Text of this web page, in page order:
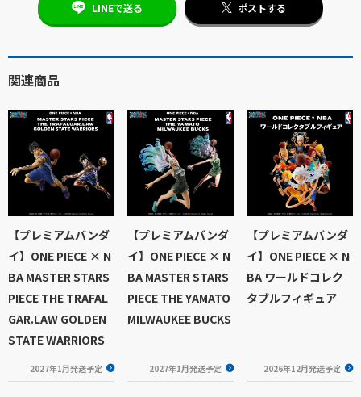
LINEで送る ポストする
関連商品
【プレミアムバンダ
イ】ONE PIECE × N
BA MASTER STARS
PIECE THE TRAFAL
GAR.LAW GOLDEN
STATE WARRIORS
2027年1月発送予定
【プレミアムバンダ
イ】ONE PIECE × N
BA MASTER STARS
PIECE THE YAMATO
MILWAUKEE BUCKS
2027年1月発送予定
【プレミアムバンダ
イ】ONE PIECE × N
BA ワールドコレク
タブルフィギュア
2026年12月発送予定